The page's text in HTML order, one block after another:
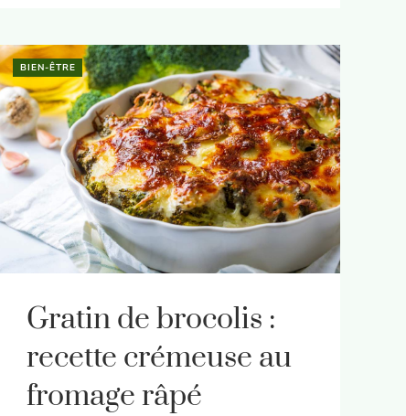
BIEN-ÊTRE
Gratin de brocolis :
recette crémeuse au
fromage râpé